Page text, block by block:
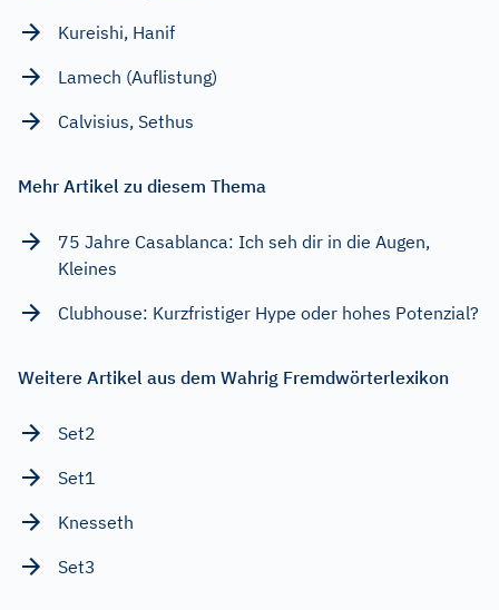
Kureishi, Hanif
Lamech (Auflistung)
Calvisius, Sethus
Mehr Artikel zu diesem Thema
75 Jahre Casablanca: Ich seh dir in die Augen,
Kleines
Clubhouse: Kurzfristiger Hype oder hohes Potenzial?
Weitere Artikel aus dem Wahrig Fremdwörterlexikon
Set2
Set1
Knesseth
Set3